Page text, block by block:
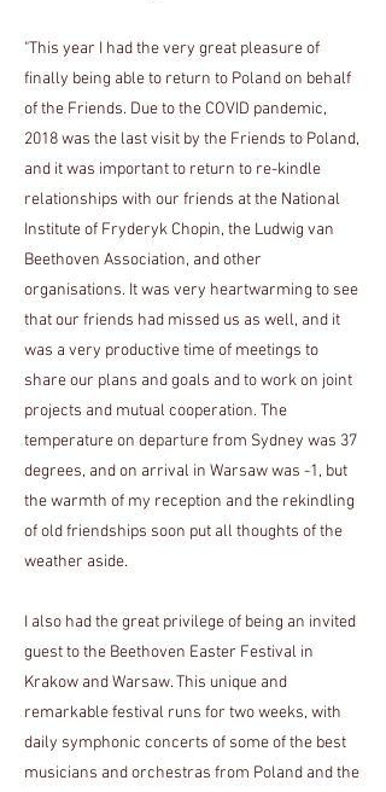
"This year I had the very great pleasure of
finally being able to return to Poland on behalf
of the Friends. Due to the COVID pandemic,
2018 was the last visit by the Friends to Poland,
and it was important to return to re-kindle
relationships with our friends at the National
Institute of Fryderyk Chopin, the Ludwig van
Beethoven Association, and other
organisations. It was very heartwarming to see
that our friends had missed us as well, and it
was a very productive time of meetings to
share our plans and goals and to work on joint
projects and mutual cooperation. The
temperature on departure from Sydney was 37
degrees, and on arrival in Warsaw was -1, but
the warmth of my reception and the rekindling
of old friendships soon put all thoughts of the
weather aside.
I also had the great privilege of being an invited
guest to the Beethoven Easter Festival in
Krakow and Warsaw. This unique and
remarkable festival runs for two weeks, with
daily symphonic concerts of some of the best
musicians and orchestras from Poland and the